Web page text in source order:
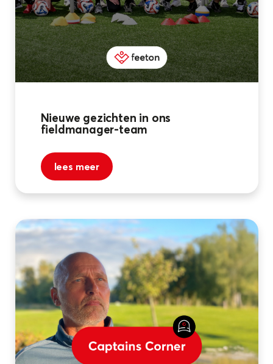
Nieuwe gezichten in ons
fieldmanager-team
lees meer